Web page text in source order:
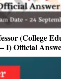
(College
I) Official